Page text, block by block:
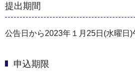
提出期間
公告日から2023年１月25日(水曜日
申込期限